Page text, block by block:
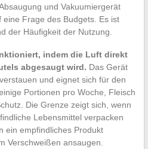
und Vakuumiergerät
Frage des Budgets. Es ist
der Häufigkeit der Nutzung.
indem die Luft direkt
abgesaugt wird. Das Gerät
und eignet sich für den
Portionen pro Woche, Fleisch
Die Grenze zeigt sich, wenn
Lebensmittel verpacken
ein empfindliches Produkt
Verschweißen ansaugen.